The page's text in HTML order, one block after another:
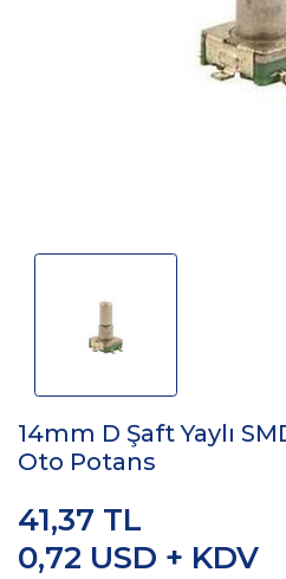
14mm D Şaft Yaylı
Oto Potans
0,72 USD + KDV
41,37 TL